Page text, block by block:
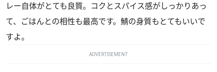
レー自体がとても良質。コクとスパイス感がしっかりあっ
て、ごはんとの相性も最高です。鯖の身質もとてもいいで
すよ。
ADVERTISEMENT